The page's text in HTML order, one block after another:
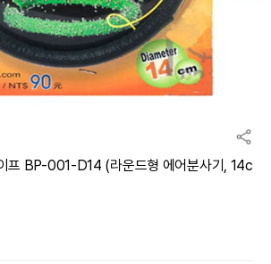
프 BP-001-D14 (라운드형 에어분사기, 14c